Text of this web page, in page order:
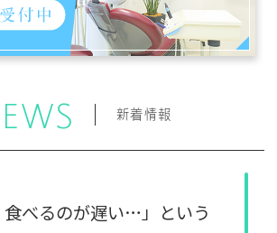
新着情報
食べるのが遅い…」という